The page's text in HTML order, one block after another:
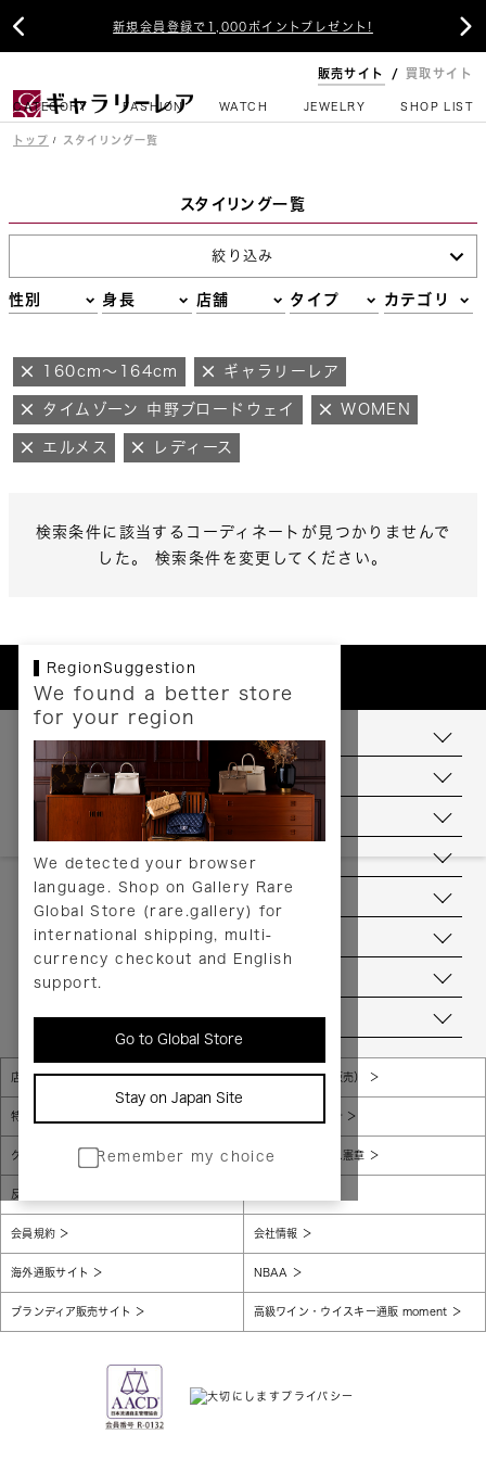
新規会員登録で1,000ポイントプレゼント!
 
販売サイト 買取サイト
CATEGORY FASHION WATCH JEWELRY SHOP LIST
トップ スタイリング一覧
スタイリング一覧
絞り込み
性別 身長 店舗 タイプ カテゴリ
160cm～164cm ギャラリーレア
タイムゾーン 中野ブロードウェイ WOMEN
エルメス レディース
検索条件に該当するコーディネートが見つかりませんで
した。 検索条件を変更してください。
RegionSuggestion
We found a better store
for your region
We detected your browser
language. Shop on Gallery Rare
Global Store (rare.gallery) for
international shipping, multi-
currency checkout and English
support.
Go to Global Store
Stay on Japan Site
Remember my choice
お支払いについて
配送について
送料について
返品について
ヘルプ
お問い合わせ
当店について
店舗一覧 販売規約（店頭販売）
特定商取引法に基づく表示 個人情報保護方針
グローバルプライバシーポリシー コンプライアンス憲章
反社会的勢力に対する基本方針
会員規約 会社情報
海外通販サイト NBAA
ブランディア販売サイト 高級ワイン・ウイスキー通販 moment